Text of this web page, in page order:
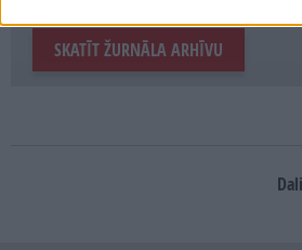
SKATĪT ŽURNĀLA ARHĪVU